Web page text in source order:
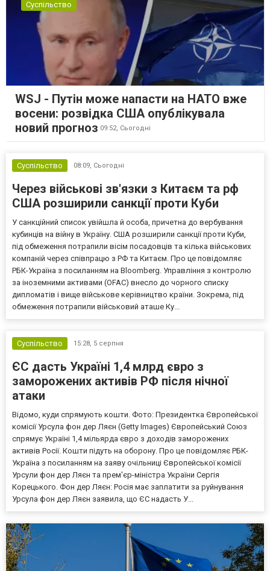
Суспільство
WSJ - Путін може напасти на НАТО вже
восени: розвідка США опублікувала
новий прогноз 09:52, Сьогодні
Суспільство 08:09, Сьогодні
Через військові зв'язки з Китаєм та рф
США розширили санкції проти Куби
У санкційний список увійшла й особа, причетна до вербування
кубинців на війну в Україну. США розширили санкції проти Куби,
під обмеження потрапили вісім посадовців та кілька військових
компаній через співпрацю з РФ та Китаєм. Про це повідомляє
РБК-Україна з посиланням на Bloomberg. Управління з контролю
за іноземними активами (OFAC) внесло до чорного списку
дипломатів і вище військове керівництво країни. Зокрема, під
обмеження потрапили військовий аташе Ку...
Суспільство 15:28, 5 серпня
ЄС дасть Україні 1,4 млрд євро з
заморожених активів РФ після нічної
атаки
Відомо, куди спрямують кошти. Фото: Президентка Європейської
комісії Урсула фон дер Ляєн (Getty Images) Європейський Союз
спрямує Україні 1,4 мільярда євро з доходів заморожених
активів Росії. Кошти підуть на оборону. Про це повідомляє РБК-
Україна з посиланням на заяву очільниці Європейської комісії
Урсули фон дер Ляєн та прем'єр-міністра України Сергія
Корецького. Фон дер Ляєн: Росія має заплатити за руйнування
Урсула фон дер Ляєн заявила, що ЄС надасть У...